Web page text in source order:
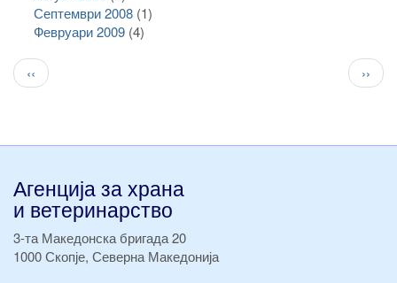
Септември 2008(1)
Февруари 2009(4)
Pagination
Previous
page
‹‹ ››
Агенција за храна
и ветеринарство
3-та Македонска бригада 20
1000 Скопје, Северна Македонија